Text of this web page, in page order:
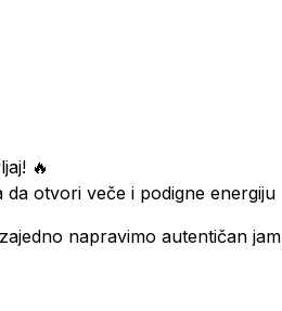
🔥
otvori veče i podigne energiju
napravimo autentičan jam